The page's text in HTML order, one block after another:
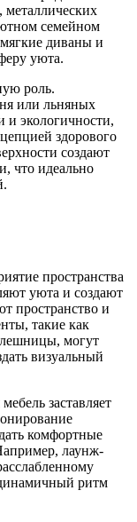
металлических
семейном
диваны и
уюта.
роль.
или льняных
и экологичности,
здорового
создают
что идеально
пространства
уюта и создают
пространство и
такие как
могут
визуальный
заставляет
комфортные
лаунж-
ритм